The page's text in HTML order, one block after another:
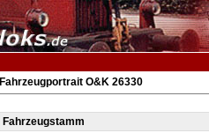
Fahrzeugportrait O&K 26330
Fahrzeugstamm